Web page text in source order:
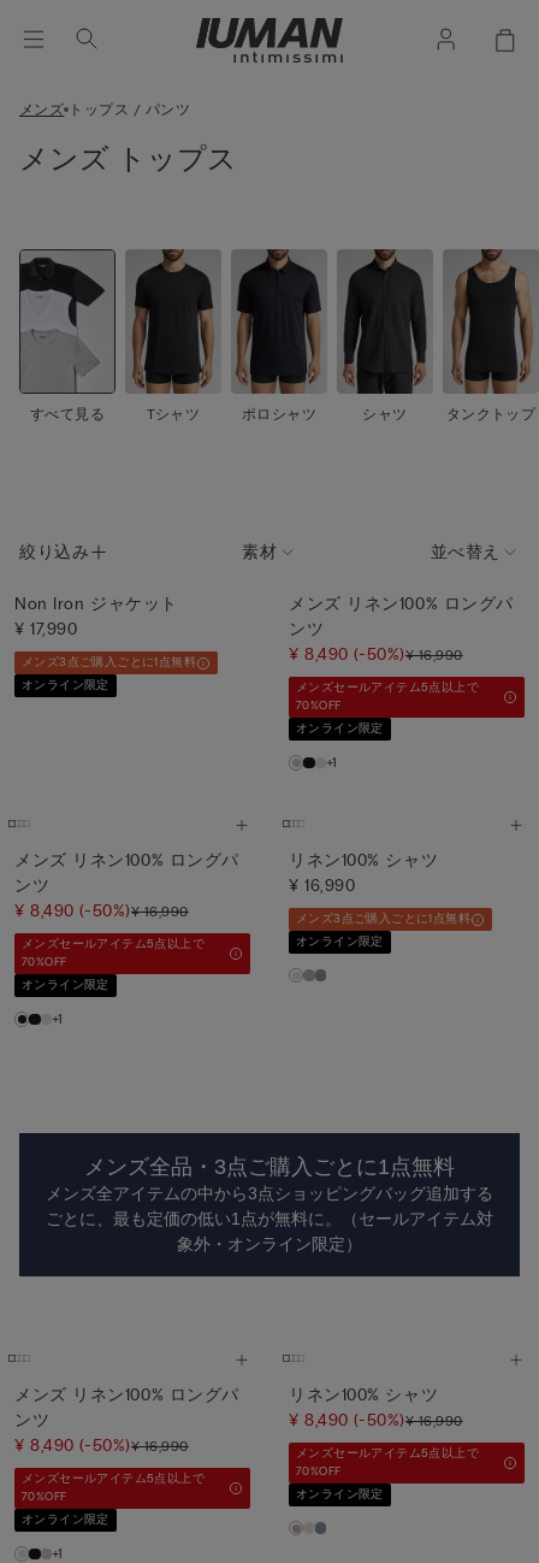
メンズ トップス / パンツ
メンズ トップス
すべて見る Tシャツ ポロシャツ シャツ タンクトップ
絞り込み 素材 並べ替え
Non Iron ジャケット
¥ 17,990
メンズ3点ご購入ごとに1点無料
オンライン限定
メンズ リネン100% ロングパ
ンツ
¥ 8,490(-50%)¥ 16,990
メンズセールアイテム5点以上で
70%OFF
オンライン限定
+1
メンズ リネン100% ロングパ
ンツ
¥ 8,490(-50%)¥ 16,990
メンズセールアイテム5点以上で
70%OFF
オンライン限定
+1
リネン100% シャツ
¥ 16,990
メンズ3点ご購入ごとに1点無料
オンライン限定
メンズ全品・3点ご購入ごとに1点無料
メンズ全アイテムの中から3点ショッピングバッグ追加する
ごとに、最も定価の低い1点が無料に。（セールアイテム対
象外・オンライン限定）
メンズ リネン100% ロングパ
ンツ
¥ 8,490(-50%)¥ 16,990
メンズセールアイテム5点以上で
70%OFF
オンライン限定
+1
リネン100% シャツ
¥ 8,490(-50%)¥ 16,990
メンズセールアイテム5点以上で
70%OFF
オンライン限定